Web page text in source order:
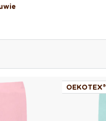
OEKOTEX®